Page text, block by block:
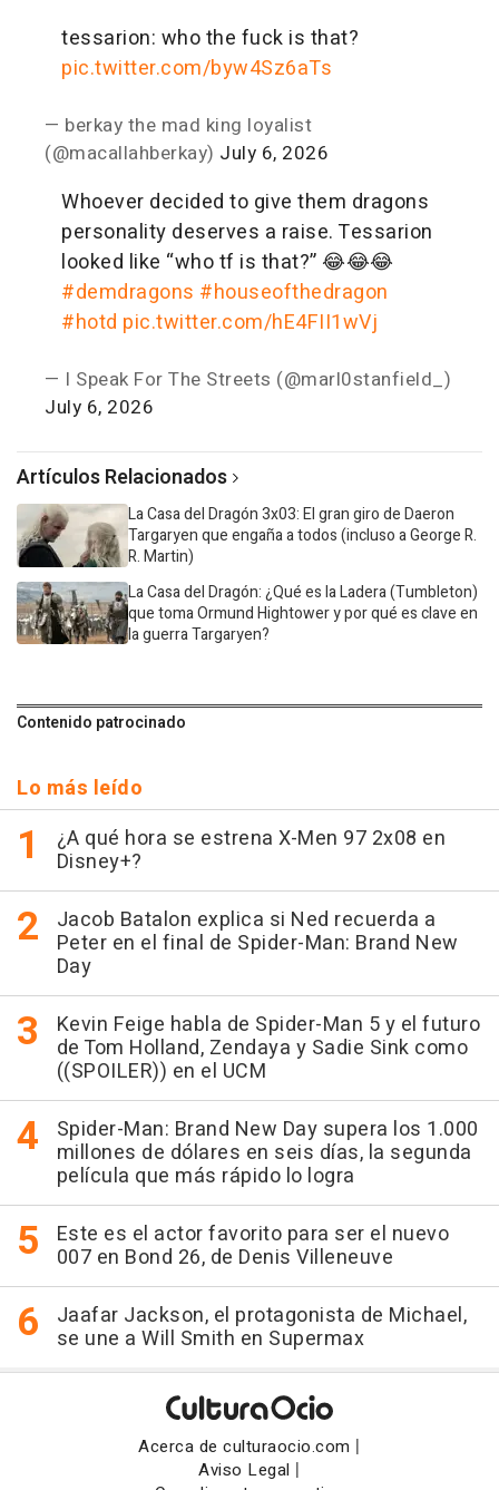
tessarion: who the fuck is that?
pic.twitter.com/byw4Sz6aTs
— berkay the mad king loyalist
(@macallahberkay) July 6, 2026
Whoever decided to give them dragons
personality deserves a raise. Tessarion
looked like “who tf is that?” 😂😂😂
#demdragons #houseofthedragon
#hotd pic.twitter.com/hE4FII1wVj
— I Speak For The Streets (@marl0stanfield_)
July 6, 2026
Artículos Relacionados
La Casa del Dragón 3x03: El gran giro de Daeron
Targaryen que engaña a todos (incluso a George R.
R. Martin)
La Casa del Dragón: ¿Qué es la Ladera (Tumbleton)
que toma Ormund Hightower y por qué es clave en
la guerra Targaryen?
Contenido patrocinado
Lo más leído
¿A qué hora se estrena X-Men 97 2x08 en
Disney+?
Jacob Batalon explica si Ned recuerda a
Peter en el final de Spider-Man: Brand New
Day
Kevin Feige habla de Spider-Man 5 y el futuro
de Tom Holland, Zendaya y Sadie Sink como
((SPOILER)) en el UCM
Spider-Man: Brand New Day supera los 1.000
millones de dólares en seis días, la segunda
película que más rápido lo logra
Este es el actor favorito para ser el nuevo
007 en Bond 26, de Denis Villeneuve
Jaafar Jackson, el protagonista de Michael,
se une a Will Smith en Supermax
Acerca de culturaocio.com |
Aviso Legal |